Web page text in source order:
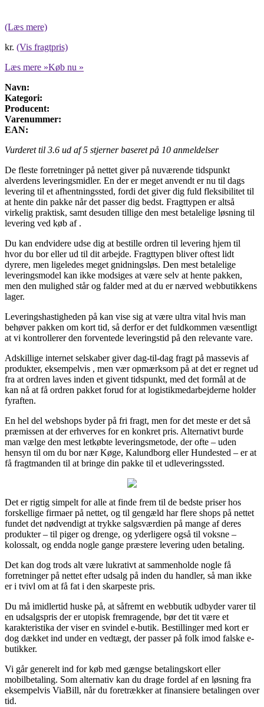
(Læs mere)
kr. (Vis fragtpris)
Læs mere »Køb nu »
Navn:
Kategori:
Producent:
Varenummer:
EAN:
Vurderet til 3.6 ud af 5 stjerner baseret på 10 anmeldelser
De fleste forretninger på nettet giver på nuværende tidspunkt
alverdens leveringsmidler. En der er meget anvendt er nu til dags
levering til et afhentningssted, fordi det giver dig fuld fleksibilitet til
at hente din pakke når det passer dig bedst. Fragttypen er altså
virkelig praktisk, samt desuden tillige den mest betalelige løsning til
levering ved køb af .
Du kan endvidere udse dig at bestille ordren til levering hjem til
hvor du bor eller ud til dit arbejde. Fragttypen bliver oftest lidt
dyrere, men ligeledes meget gnidningsløs. Den mest betalelige
leveringsmodel kan ikke modsiges at være selv at hente pakken,
men den mulighed står og falder med at du er nærved webbutikkens
lager.
Leveringshastigheden på kan vise sig at være ultra vital hvis man
behøver pakken om kort tid, så derfor er det fuldkommen væsentligt
at vi kontrollerer den forventede leveringstid på den relevante vare.
Adskillige internet selskaber giver dag-til-dag fragt på massevis af
produkter, eksempelvis , men vær opmærksom på at det er regnet ud
fra at ordren laves inden et givent tidspunkt, med det formål at de
kan nå at få ordren pakket forud for at logistikmedarbejderne holder
fyraften.
En hel del webshops byder på fri fragt, men for det meste er det så
præmissen at der erhverves for en konkret pris. Alternativt burde
man vælge den mest letkøbte leveringsmetode, der ofte – uden
hensyn til om du bor nær Køge, Kalundborg eller Hundested – er at
få fragtmanden til at bringe din pakke til et udleveringssted.
Det er rigtig simpelt for alle at finde frem til de bedste priser hos
forskellige firmaer på nettet, og til gengæld har flere shops på nettet
fundet det nødvendigt at trykke salgsværdien på mange af deres
produkter – til piger og drenge, og yderligere også til voksne –
kolossalt, og endda nogle gange præstere levering uden betaling.
Det kan dog trods alt være lukrativt at sammenholde nogle få
forretninger på nettet efter udsalg på inden du handler, så man ikke
er i tvivl om at få fat i den skarpeste pris.
Du må imidlertid huske på, at såfremt en webbutik udbyder varer til
en udsalgspris der er utopisk fremragende, bør det tit være et
karakteristika der viser en svindel e-butik. Bestillinger med kort er
dog dækket ind under en vedtægt, der passer på folk imod falske e-
butikker.
Vi går generelt ind for køb med gængse betalingskort eller
mobilbetaling. Som alternativ kan du drage fordel af en løsning fra
eksempelvis ViaBill, når du foretrækker at finansiere betalingen over
tid.